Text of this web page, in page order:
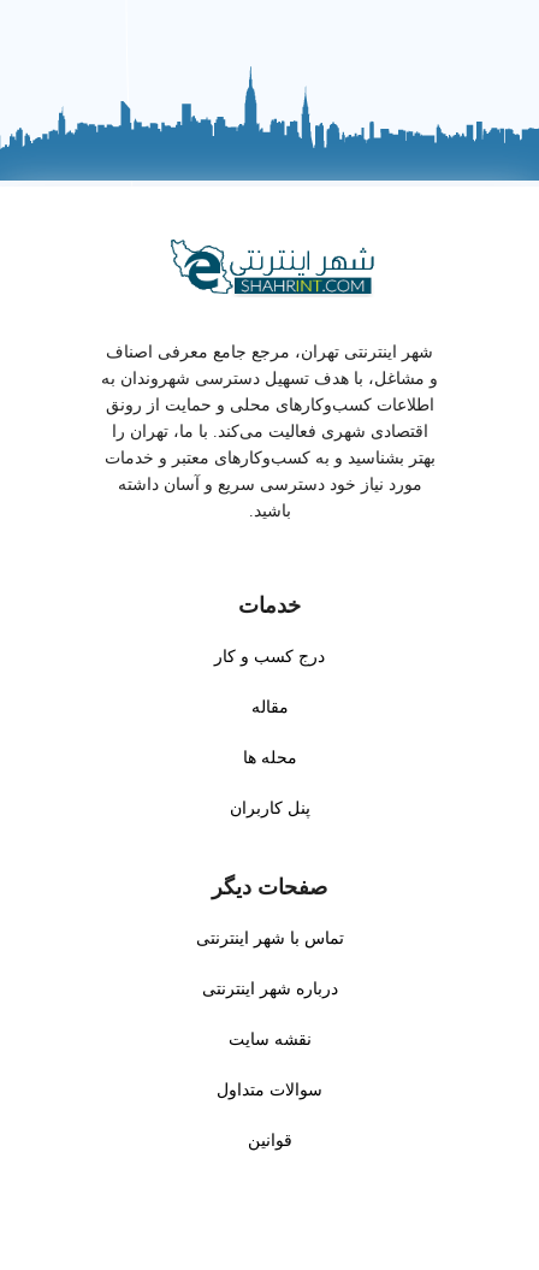
شهر اینترنتی تهران، مرجع جامع معرفی اصناف
و مشاغل، با هدف تسهیل دسترسی شهروندان به
اطلاعات کسب‌وکارهای محلی و حمایت از رونق
اقتصادی شهری فعالیت می‌کند. با ما، تهران را
بهتر بشناسید و به کسب‌وکارهای معتبر و خدمات
مورد نیاز خود دسترسی سریع و آسان داشته
باشید.
خدمات
درج کسب و کار
مقاله
محله ها
پنل کاربران
صفحات دیگر
تماس با شهر اینترنتی
درباره شهر اینترنتی
نقشه سایت
سوالات متداول
قوانین